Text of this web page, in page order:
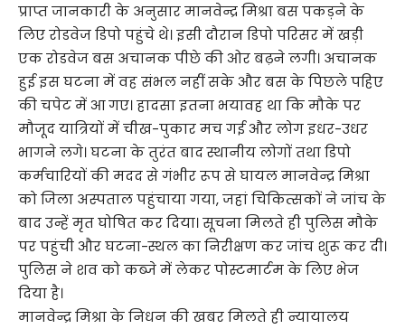
प्राप्त जानकारी के अनुसार मानवेन्द्र मिश्रा बस पकड़ने के
लिए रोडवेज डिपो पहुंचे थे। इसी दौरान डिपो परिसर में खड़ी
एक रोडवेज बस अचानक पीछे की ओर बढ़ने लगी। अचानक
हुई इस घटना में वह संभल नहीं सके और बस के पिछले पहिए
की चपेट में आ गए। हादसा इतना भयावह था कि मौके पर
मौजूद यात्रियों में चीख-पुकार मच गई और लोग इधर-उधर
भागने लगे। घटना के तुरंत बाद स्थानीय लोगों तथा डिपो
कर्मचारियों की मदद से गंभीर रूप से घायल मानवेन्द्र मिश्रा
को जिला अस्पताल पहुंचाया गया, जहां चिकित्सकों ने जांच के
बाद उन्हें मृत घोषित कर दिया। सूचना मिलते ही पुलिस मौके
पर पहुंची और घटना-स्थल का निरीक्षण कर जांच शुरू कर दी।
पुलिस ने शव को कब्जे में लेकर पोस्टमार्टम के लिए भेज
दिया है।
मानवेन्द्र मिश्रा के निधन की खबर मिलते ही न्यायालय